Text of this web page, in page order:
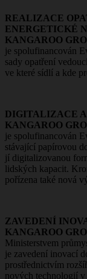
REALIZACE
ENERGETICKÉ
KANGAROO
je spolufinancován
sady opatření
ve které sídlí a kde
DIGITALIZACE
KANGAROO
je spolufinancován
stávající papírovou
jí digitalizovanou
lidských kapacit.
pořízena také nová
ZAVEDENÍ
KANGAROO
Ministerstvem
je zavedení inovací
prostřednictvím
nových technologií